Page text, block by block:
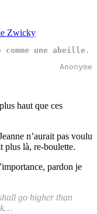
Zwicky
une abeille.
Anonyme
haut que ces
n’aurait pas voulu
plus là, re-boulette.
pardon je
go higher than